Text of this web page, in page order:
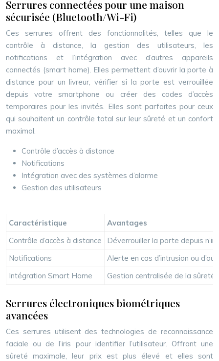
Serrures connectées pour une maison
sécurisée (Bluetooth/Wi-Fi)
Ces serrures offrent des fonctionnalités, telles que le
contrôle à distance, la gestion des utilisateurs, les
notifications et l’intégration avec d’autres appareils
connectés (smart home). Elles permettent d’ouvrir la porte à
distance pour un livreur, vérifier si la porte est verrouillée
depuis votre smartphone ou créer des codes d’accès
temporaires pour les invités. Elles sont parfaites pour ceux
qui souhaitent un contrôle total sur leur sûreté et un confort
maximal.
Contrôle d’accès à distance
Notifications
Intégration avec des systèmes d’alarme
Gestion des utilisateurs
Caractéristique
Avantages
Contrôle d’accès à distance
Déverrouiller la porte depuis
Notifications
Alerte en cas d’intrusion ou
Intégration Smart Home
Gestion centralisée de la sûreté
Serrures électroniques biométriques
avancées
Ces serrures utilisent des technologies de reconnaissance
faciale ou de l’iris pour identifier l’utilisateur. Offrant une
sûreté maximale, leur prix est plus élevé et elles sont